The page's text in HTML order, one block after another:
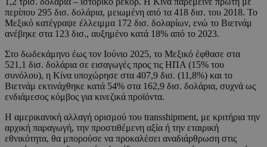
περίπου 295 δισ. δολάρια, μειωμένη από τα 418 δισ. του 2018. Το
Μεξικό κατέγραψε έλλειμμα 172 δισ. δολαρίων, ενώ το Βιετνάμ
ανέβηκε στα 123 δισ., αυξημένο κατά 18% από το 2023.
Στο δωδεκάμηνο έως τον Ιούνιο 2025, το Μεξικό έφθασε στα
521,1 δισ. δολάρια σε εισαγωγές προς τις ΗΠΑ (15% του
συνόλου), η Κίνα υποχώρησε στα 407,9 δισ. (11,8%) και το
Βιετνάμ εκτινάχθηκε κατά 54% στα 162,9 δισ. δολάρια, συχνά ως
ενδιάμεσος κόμβος για κινεζικά προϊόντα.
Η αμερικανική αλλαγή ορισμού του transshipment, με κριτήρια την
αρχική παραγωγή, την προστιθέμενη αξία ή την εταιρική
εθνικότητα, θα μπορούσε να προκαλέσει αναδιάρθρωση στις